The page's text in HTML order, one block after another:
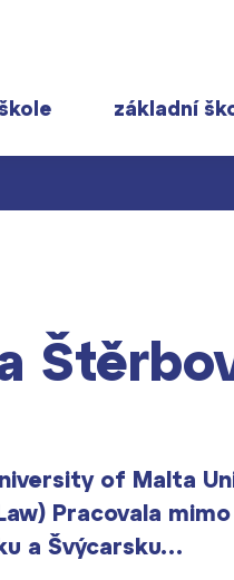
roku ›
základní
of Malta
Pracovala
a Švýcarsku…